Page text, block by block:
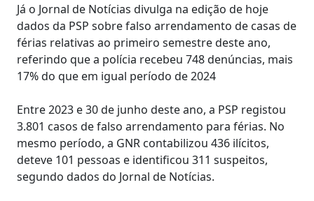
Já o Jornal de Notícias divulga na edição de hoje
dados da PSP sobre falso arrendamento de casas de
férias relativas ao primeiro semestre deste ano,
referindo que a polícia recebeu 748 denúncias, mais
17% do que em igual período de 2024
Entre 2023 e 30 de junho deste ano, a PSP registou
3.801 casos de falso arrendamento para férias. No
mesmo período, a GNR contabilizou 436 ilícitos,
deteve 101 pessoas e identificou 311 suspeitos,
segundo dados do Jornal de Notícias.